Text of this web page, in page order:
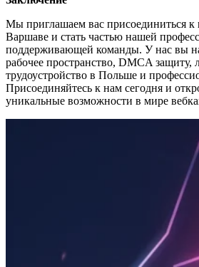
Мы приглашаем вас присоединиться к
Варшаве и стать частью нашей
поддерживающей команды. У нас вы
рабочее пространство, DMCA защиту,
трудоустройство в Польше и
Присоединяйтесь к нам сегодня и
уникальные возможности в мире